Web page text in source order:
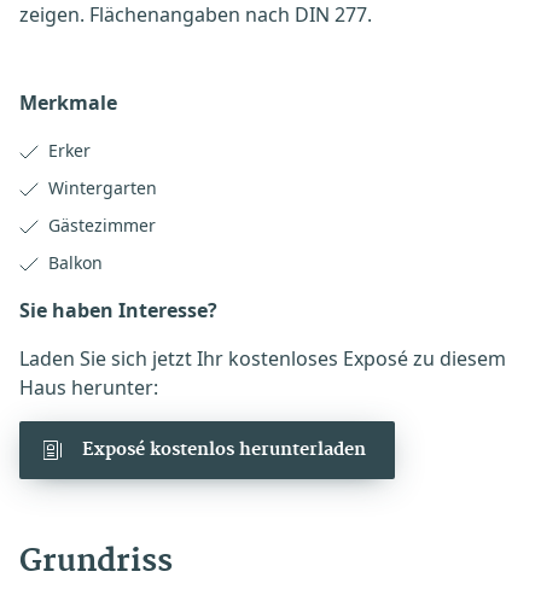
zeigen. Flächenangaben nach DIN 277.
Merkmale
Erker
Wintergarten
Gästezimmer
Balkon
Sie haben Interesse?
Laden Sie sich jetzt Ihr kostenloses Exposé zu diesem
Haus herunter:
Exposé kostenlos herunterladen
Grundriss